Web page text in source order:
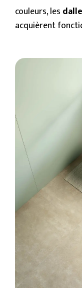
couleurs, les
acquièrent